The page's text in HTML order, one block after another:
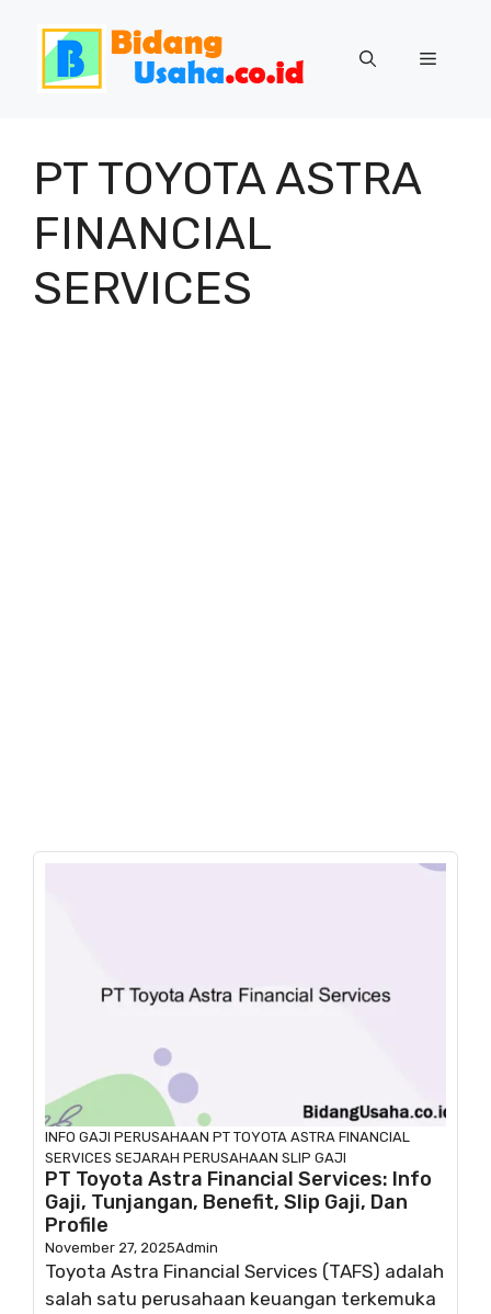
Menu
PT TOYOTA ASTRA
FINANCIAL
SERVICES
INFO GAJI PERUSAHAAN PT TOYOTA ASTRA FINANCIAL
SERVICES SEJARAH PERUSAHAAN SLIP GAJI
PT Toyota Astra Financial Services: Info
Gaji, Tunjangan, Benefit, Slip Gaji, Dan
Profile
November 27, 2025Admin
Toyota Astra Financial Services (TAFS) adalah
salah satu perusahaan keuangan terkemuka